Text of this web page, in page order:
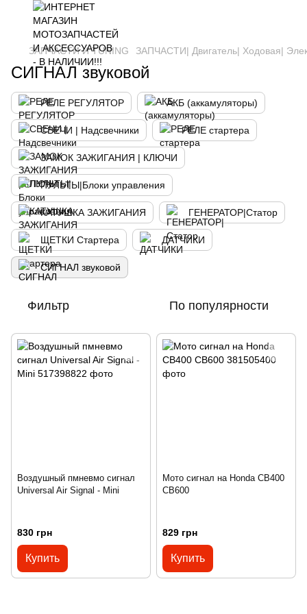
ЗАПЧАСТИ И ТUNING ЗАПЧАСТИ| Двигатель| Ходовая|
СИГНАЛ звуковой
РЕЛЕ РЕГУЛЯТОР АКБ (аккамуляторы)
СВЕЧИ | Надсвечники РЕЛЕ стартера
ЗАМОК ЗАЖИГАНИЯ | КЛЮЧИ
ПУЛЬТЫ|Блоки управления
КАТУШКА ЗАЖИГАНИЯ ГЕНЕРАТОР|Статор
ЩЕТКИ Стартера ДАТЧИКИ
СИГНАЛ звуковой
Фильтр По популярности
Воздушный пмневмо сигнал
Universal Air Signal - Mini
830 грн
Купить
Мото сигнал на Honda CB400
CB600
829 грн
Купить